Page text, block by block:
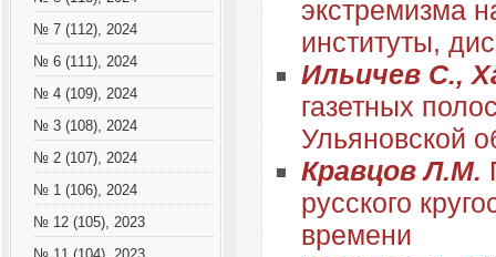
№ 7 (112), 2024
№ 6 (111), 2024
№ 4 (109), 2024
№ 3 (108), 2024
№ 2 (107), 2024
№ 1 (106), 2024
№ 12 (105), 2023
экстремизма
институты,
Ильичев С.,
газетных
Ульяновской
Кравцов Л.М.
русского
времени